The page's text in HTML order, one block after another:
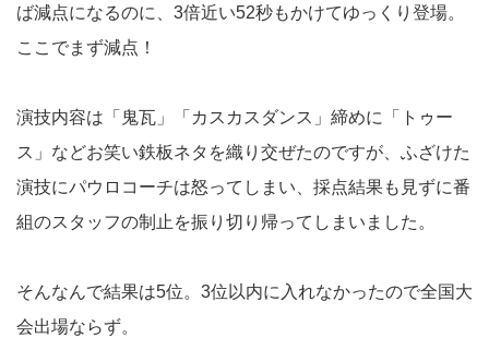
ば減点になるのに、3倍近い52秒もかけてゆっくり登場。
ここでまず減点！
演技内容は「鬼瓦」「カスカスダンス」締めに「トゥー
ス」などお笑い鉄板ネタを織り交ぜたのですが、ふざけた
演技にパウロコーチは怒ってしまい、採点結果も見ずに番
組のスタッフの制止を振り切り帰ってしまいました。
そんなんで結果は5位。3位以内に入れなかったので全国大
会出場ならず。